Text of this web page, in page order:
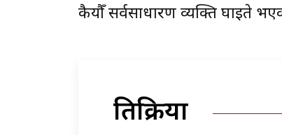
कैयौँ सर्वसाधारण व्यक्ति घाइते
प्रतिक्रिया